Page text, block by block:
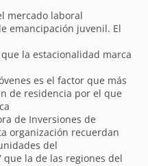
mercado laboral
emancipación juvenil. El
la estacionalidad marca
es el factor que más
de residencia por el que
de Inversiones de
organización recuerdan
del
que la de las regiones del